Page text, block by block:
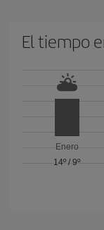
El tiempo
Enero
14º /9º